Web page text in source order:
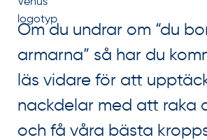
Om du undrar om “du
armarna” så har du
läs vidare för att
nackdelar med att raka
och få våra bästa